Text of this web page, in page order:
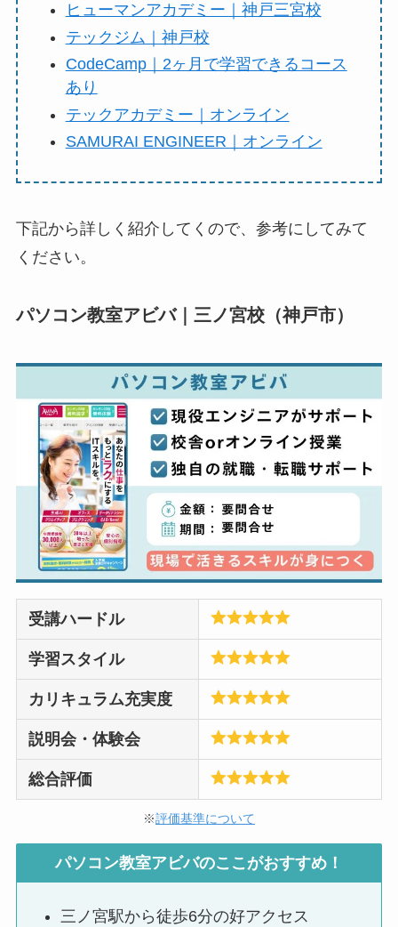
ヒューマンアカデミー｜神戸三宮校
テックジム｜神戸校
CodeCamp｜2ヶ月で学習できるコース
あり
テックアカデミー｜オンライン
SAMURAI ENGINEER｜オンライン
下記から詳しく紹介してくので、参考にしてみて
ください。
パソコン教室アビバ｜三ノ宮校（神戸市）
受講ハードル
学習スタイル
カリキュラム充実度
説明会・体験会
総合評価
※評価基準について
パソコン教室アビバのここがおすすめ！
三ノ宮駅から徒歩6分の好アクセス